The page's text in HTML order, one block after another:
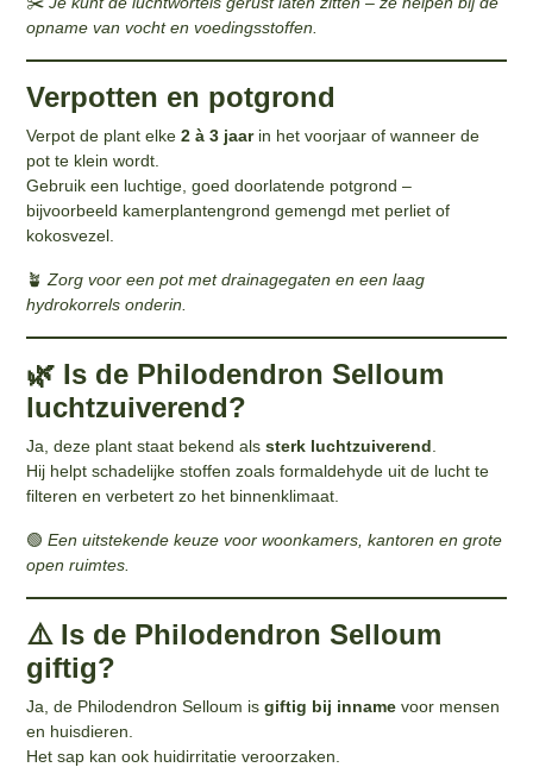
opname van vocht en voedingsstoffen.
Verpotten en potgrond
Verpot de plant elke2 à 3 jaarin het voorjaar of wanneer de
pot te klein wordt.
Gebruik een luchtige, goed doorlatende potgrond –
bijvoorbeeld kamerplantengrond gemengd met perliet of
kokosvezel.
🪴Zorg voor een pot met drainagegaten en een laag
hydrokorrels onderin.
🌿 Is de Philodendron Selloum
luchtzuiverend?
Ja, deze plant staat bekend alssterk luchtzuiverend
Hij helpt schadelijke stoffen zoals formaldehyde uit de lucht te
filteren en verbetert zo het binnenklimaat.
🟢Een uitstekende keuze voor woonkamers, kantoren en grote
open ruimtes.
⚠️ Is de Philodendron Selloum
giftig?
Ja, de Philodendron Selloum isgiftig bij inname voor mensen
en huisdieren.
Het sap kan ook huidirritatie veroorzaken.